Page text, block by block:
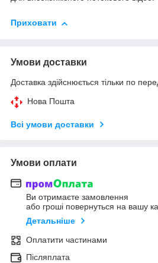
Приховати
Умови доставки
Доставка здійснюється тільки по
Нова Пошта
Всі умови доставки
Умови оплати
Ви отримаєте замовлення
або гроші повернуться на вашу
Детальніше
Оплатити частинами
Післяплата